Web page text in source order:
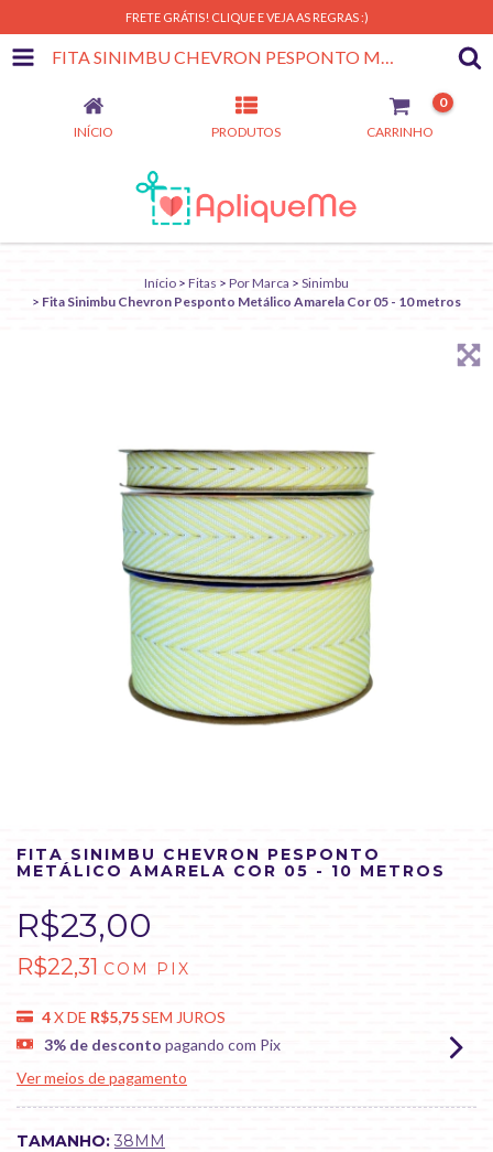
FRETE GRÁTIS! CLIQUE E VEJA AS REGRAS :)
FITA SINIMBU CHEVRON PESPONTO METÁLICO AMARELA COR 05 - 10 METROS
INÍCIO PRODUTOS CARRINHO
0
Início > Fitas > Por Marca > Sinimbu
> Fita Sinimbu Chevron Pesponto Metálico Amarela Cor 05 - 10 metros
FITA SINIMBU CHEVRON PESPONTO
METÁLICO AMARELA COR 05 - 10 METROS
R$23,00
R$22,31 COM PIX
4X DE R$5,75SEM JUROS
3% de desconto pagando com Pix
Ver meios de pagamento
TAMANHO: 38MM